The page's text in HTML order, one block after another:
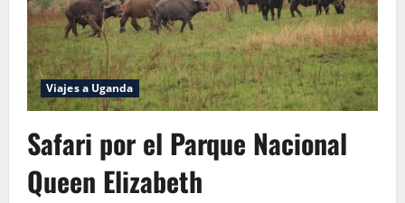
Viajes a Uganda
Safari por el Parque Nacional
Queen Elizabeth